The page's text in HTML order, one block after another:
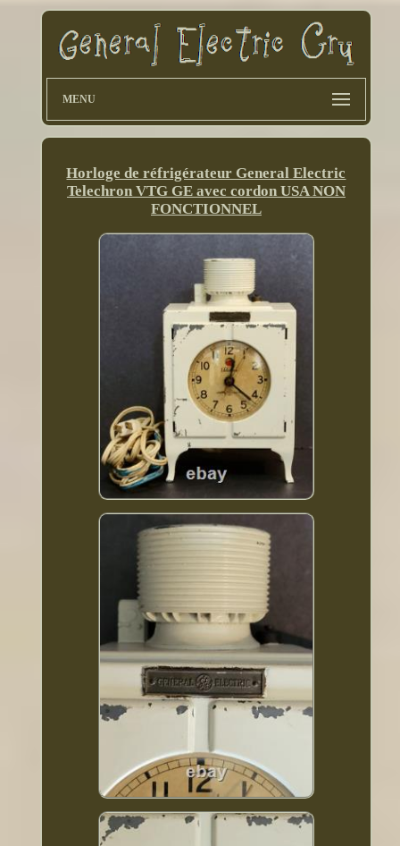
MENU
Horloge de réfrigérateur General Electric
Telechron VTG GE avec cordon USA NON
FONCTIONNEL